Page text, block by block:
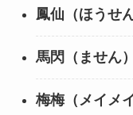
鳳仙（ほうせ
馬閃（ません
梅梅（メイメ